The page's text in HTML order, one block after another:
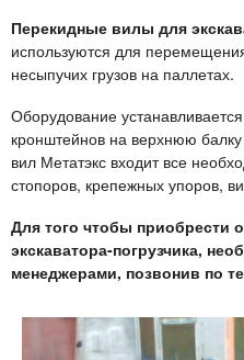
Перекидные вилы для
используются для
несыпучих грузов на паллетах.
Оборудование
кронштейнов на верхнюю
вил Метатэкс входит все
стопоров, крепежных упоров,
Для того чтобы приобрести
экскаватора-погрузчика,
менеджерами, позвонив по